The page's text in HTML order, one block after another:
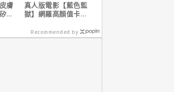
膚
谷
而
真人版電影【藍色監
獄】網羅高顏值卡司
Recommended by